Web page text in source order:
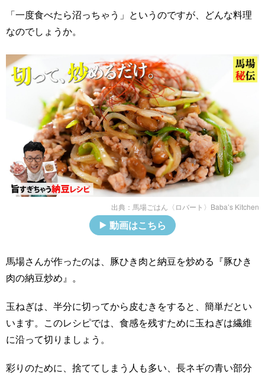
「一度食べたら沼っちゃう」というのですが、どんな料理
なのでしょうか。
出典： 馬場ごはん〈ロバート〉Baba’s Kitchen
動画はこちら
馬場さんが作ったのは、豚ひき肉と納豆を炒める『豚ひき
肉の納豆炒め』。
玉ねぎは、半分に切ってから皮むきをすると、簡単だとい
います。このレシピでは、食感を残すために玉ねぎは繊維
に沿って切りましょう。
彩りのために、捨ててしまう人も多い、長ネギの青い部分